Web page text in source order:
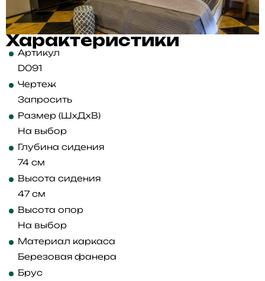
Характеристики
Артикул
D091
Чертеж
Запросить
Размер (ШхДхВ)
На выбор
Глубина сидения
74 см
Высота сидения
47 см
Высота опор
На выбор
Материал каркаса
Березовая фанера
Брус